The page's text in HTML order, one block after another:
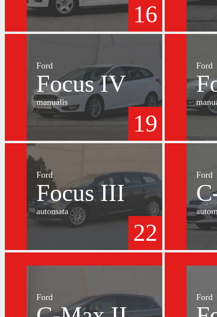
16
Ford
Focus IV
manuális
19
Ford
Ford
Focus III
automata
22
Ford
Ford Ford